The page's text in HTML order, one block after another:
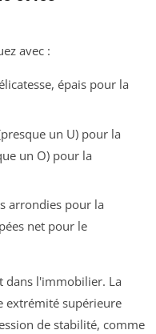
avec :
épais pour la
un U) pour la
un O) pour la
arrondies pour la
net pour le
dans l'immobilier. La
extrémité supérieure
de stabilité, comme